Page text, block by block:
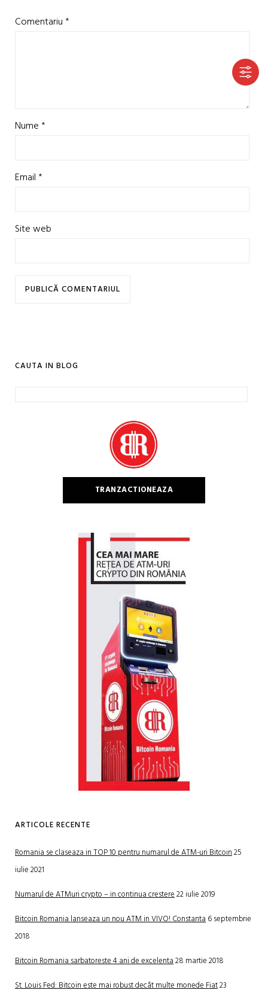
Comentariu*
Nume*
Email*
Site web
CAUTA IN BLOG
TRANZACTIONEAZA
ARTICOLE RECENTE
Romania se claseaza in TOP 10 pentru numarul de ATM-uri Bitcoin25
iulie 2021
Numarul de ATMuri crypto – in continua crestere22 iulie 2019
Bitcoin Romania lanseaza un nou ATM in VIVO! Constanta6 septembrie
2018
Bitcoin Romania sarbatoreste 4 ani de excelenta28 martie 2018
St. Louis Fed: Bitcoin este mai robust decât multe monede Fiat23